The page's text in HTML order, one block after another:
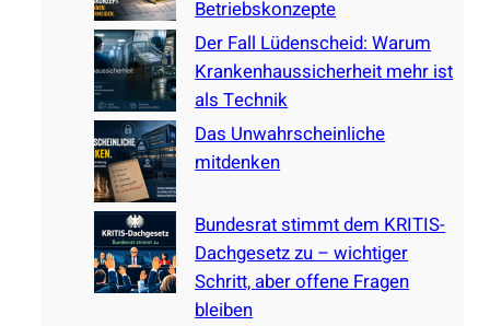
Betriebskonzepte
Der Fall Lüdenscheid: Warum
Krankenhaussicherheit mehr ist
als Technik
Das Unwahrscheinliche
mitdenken
Bundesrat stimmt dem KRITIS-
Dachgesetz zu – wichtiger
Schritt, aber offene Fragen
bleiben